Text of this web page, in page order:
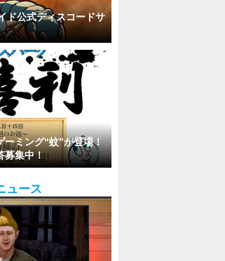
ド公式ディスコードサ
ーミング“蚊”が登場！
募集中！
ュース